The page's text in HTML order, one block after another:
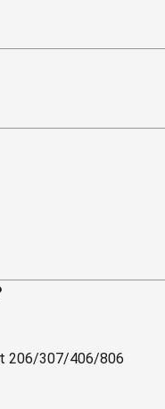
206/307/406/806